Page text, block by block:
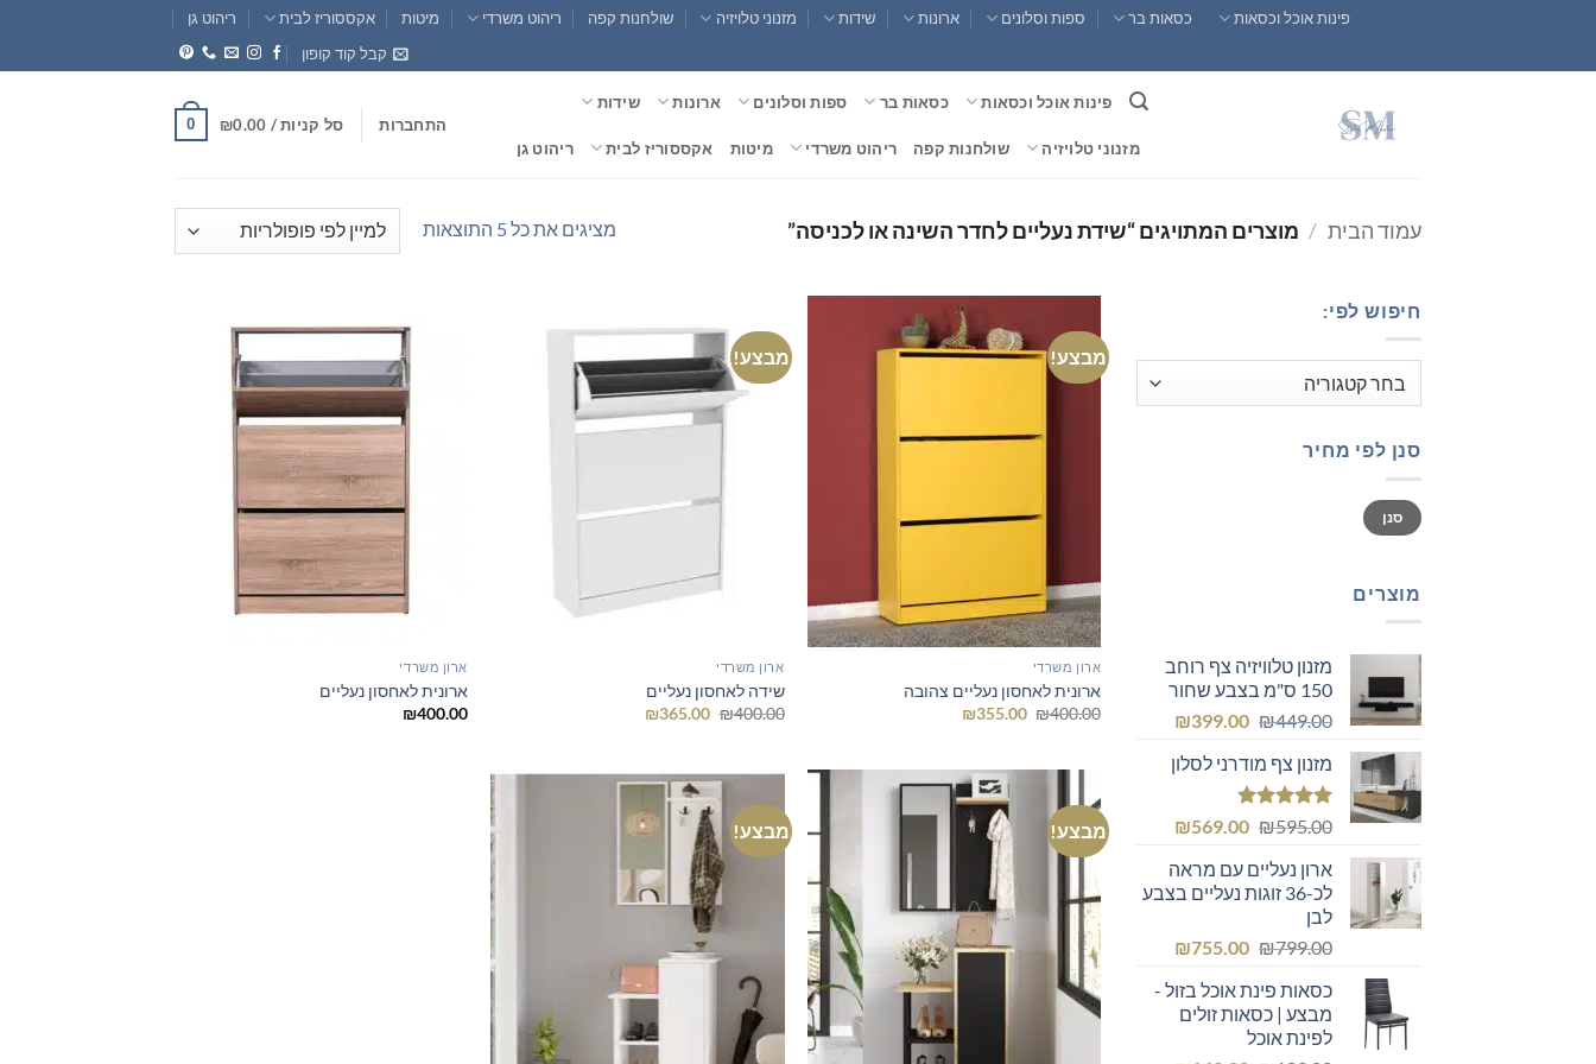
content
פינות אוכל וכסאות כסאות בר ספות וסלונים ארונות שידות מזנוני טלויזיה שולחנות קפה ריהוט משרדי מיטות אקססוריז לבית
ריהוט גן
קבל קוד קופון
פינות אוכל וכסאות כסאות בר ספות וסלונים ארונות שידות
מזנוני טלויזיה שולחנות קפה ריהוט משרדי מיטות אקססוריז לבית ריהוט גן
התחברות סל קניות / ₪0.00
0
עמוד הבית / מוצרים המתויגים “שידת נעליים לחדר השינה או לכניסה” מציגים את כל ⁦5⁩ התוצאות
ממוין
לפי
חיפוש לפי:
סנן לפי מחיר
מחיר
מינימלי
מחיר
מקסימלי
סנן
מוצרים
מזנון טלוויזיה צף רוחב
150 ס"מ בצבע שחור
₪449.00
המחיר
היה:
₪449.00.
₪399.00
המחיר
הוא:מזנון צף מודרני לסלון
דורג5.00
₪595.00
המחיר
היה:
₪595.00.
₪569.00
המחיר
הוא:
₪569.00.
ארון נעליים עם מראה
לכ-36 זוגות נעליים בצבע
לבן
₪799.00
המחיר
היה:
₪799.00.
₪755.00
המחיר
הוא:
כסאות פינת אוכל בזול -
מבצע | כסאות זולים
לפינת אוכל
מבצע!
ארון משרדי
ארונית לאחסון נעליים צהובה
₪400.00
המחיר ₪355.00
מבצע!
ארון משרדי
שידה לאחסון נעליים
₪400.00
המחיר ₪365.00
המחיר
ארון משרדי
ארונית לאחסון נעליים
₪400.00
מבצע! מבצע!